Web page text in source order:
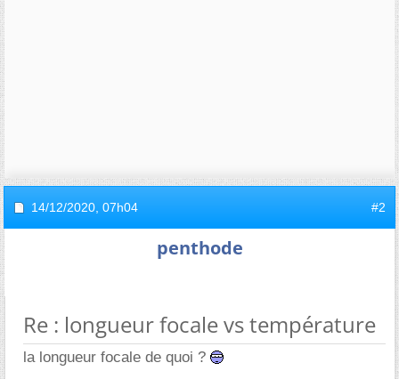
14/12/2020, 07h04 #2
penthode
Re : longueur focale vs température
la longueur focale de quoi ?